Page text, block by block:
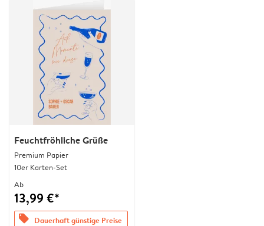
Feuchtfröhliche Grüße
Premium Papier
10er Karten-Set
Ab
13,99 €*
offers Dauerhaft günstige Preise